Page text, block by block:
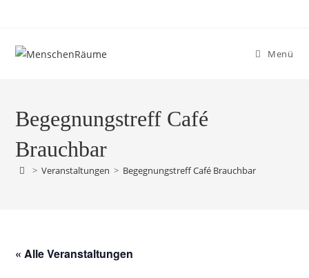
Menü
Begegnungstreff Café
Brauchbar
> Veranstaltungen > Begegnungstreff Café Brauchbar
« Alle Veranstaltungen